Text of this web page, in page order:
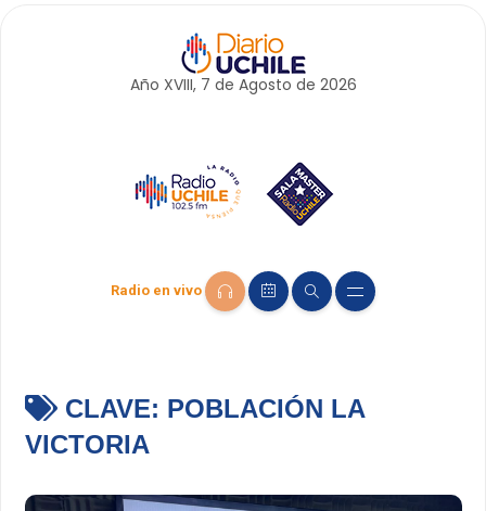
Año XVIII, 7 de Agosto de 2026
Radio en vivo
CLAVE: POBLACIÓN LA
VICTORIA